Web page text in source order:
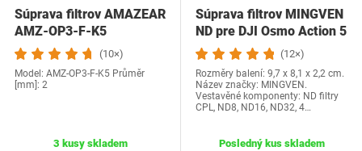
Súprava filtrov AMAZEAR
AMZ-OP3-F-K5
(10×)
Model: AMZ-OP3-F-K5 Průměr
[mm]: 2
3 kusy skladem
Súprava filtrov MINGVEN
ND pre DJI Osmo Action 5
Pro, CPL +…
(12×)
Rozměry balení: 9,7 x 8,1 x 2,2 cm.
Název značky: MINGVEN.
Vestavěné komponenty: ND filtry
CPL, ND8, ND16, ND32, 4…
Posledný kus skladem